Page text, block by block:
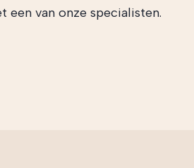
een van onze specialisten.